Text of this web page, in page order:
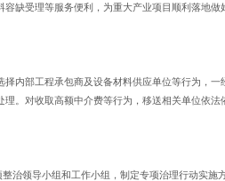
缺受理等服务便利，为重大产业项目顺利落地做
择内部工程承包商及设备材料供应单位等行为，
。对收取高额中介费等行为，移送相关单位依法
治领导小组和工作小组，制定专项治理行动实